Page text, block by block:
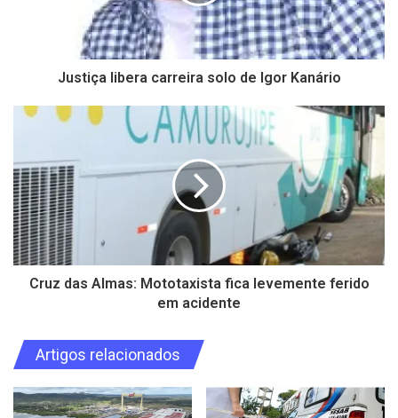
Justiça libera carreira solo de Igor Kanário
Cruz das Almas: Mototaxista fica levemente ferido
em acidente
Artigos relacionados